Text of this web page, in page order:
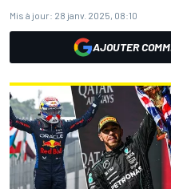
Mis à jour: 28 janv. 2025, 08:10
AJOUTER